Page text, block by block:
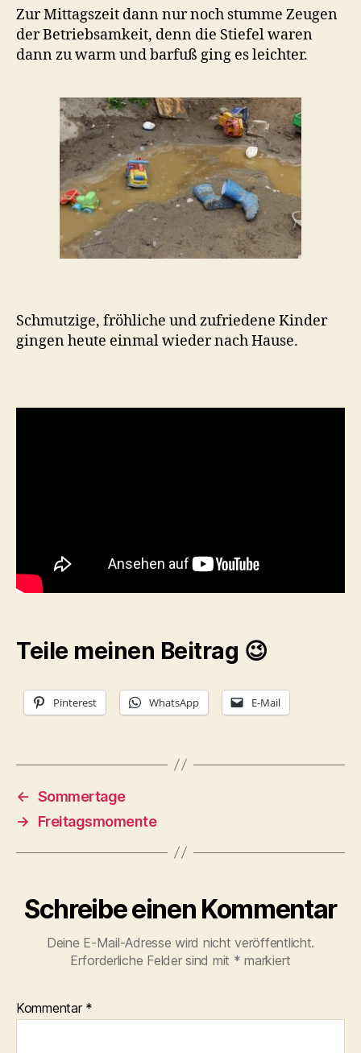
Zur Mittagszeit dann nur noch stumme Zeugen
der Betriebsamkeit, denn die Stiefel waren
dann zu warm und barfuß ging es leichter.
Schmutzige, fröhliche und zufriedene Kinder
gingen heute einmal wieder nach Hause.
Teile meinen Beitrag 😉
Pinterest WhatsApp E-Mail
← Sommertage
→
Freitagsmomente
Schreibe einen Kommentar
Deine E-Mail-Adresse wird nicht veröffentlicht.
Erforderliche Felder sind mit * markiert
Kommentar *